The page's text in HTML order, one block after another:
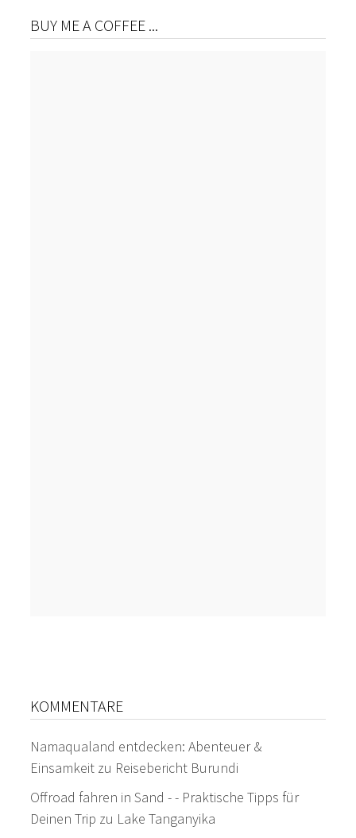
BUY ME A COFFEE ...
KOMMENTARE
Namaqualand entdecken: Abenteuer &
Einsamkeit zu Reisebericht Burundi
Offroad fahren in Sand - - Praktische Tipps für
Deinen Trip zu Lake Tanganyika